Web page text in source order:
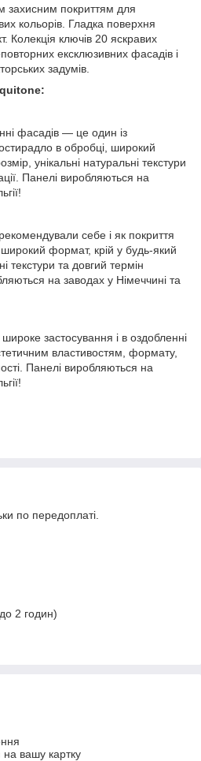
захисним покриттям для
кольорів. Гладка поверхня
Колекція ключів 20 яскравих
ексклюзивних фасадів і
задумів.
фасадів — це один із
в обробці, широкий
унікальні натуральні текстури
Панелі виробляються на
себе і як покриття
широкий формат, крій у будь-який
текстури та довгий термін
на заводах у Німеччині та
застосування і в оздобленні
властивостям, формату,
Панелі виробляються на
по передоплаті.
2 годин)
на вашу картку